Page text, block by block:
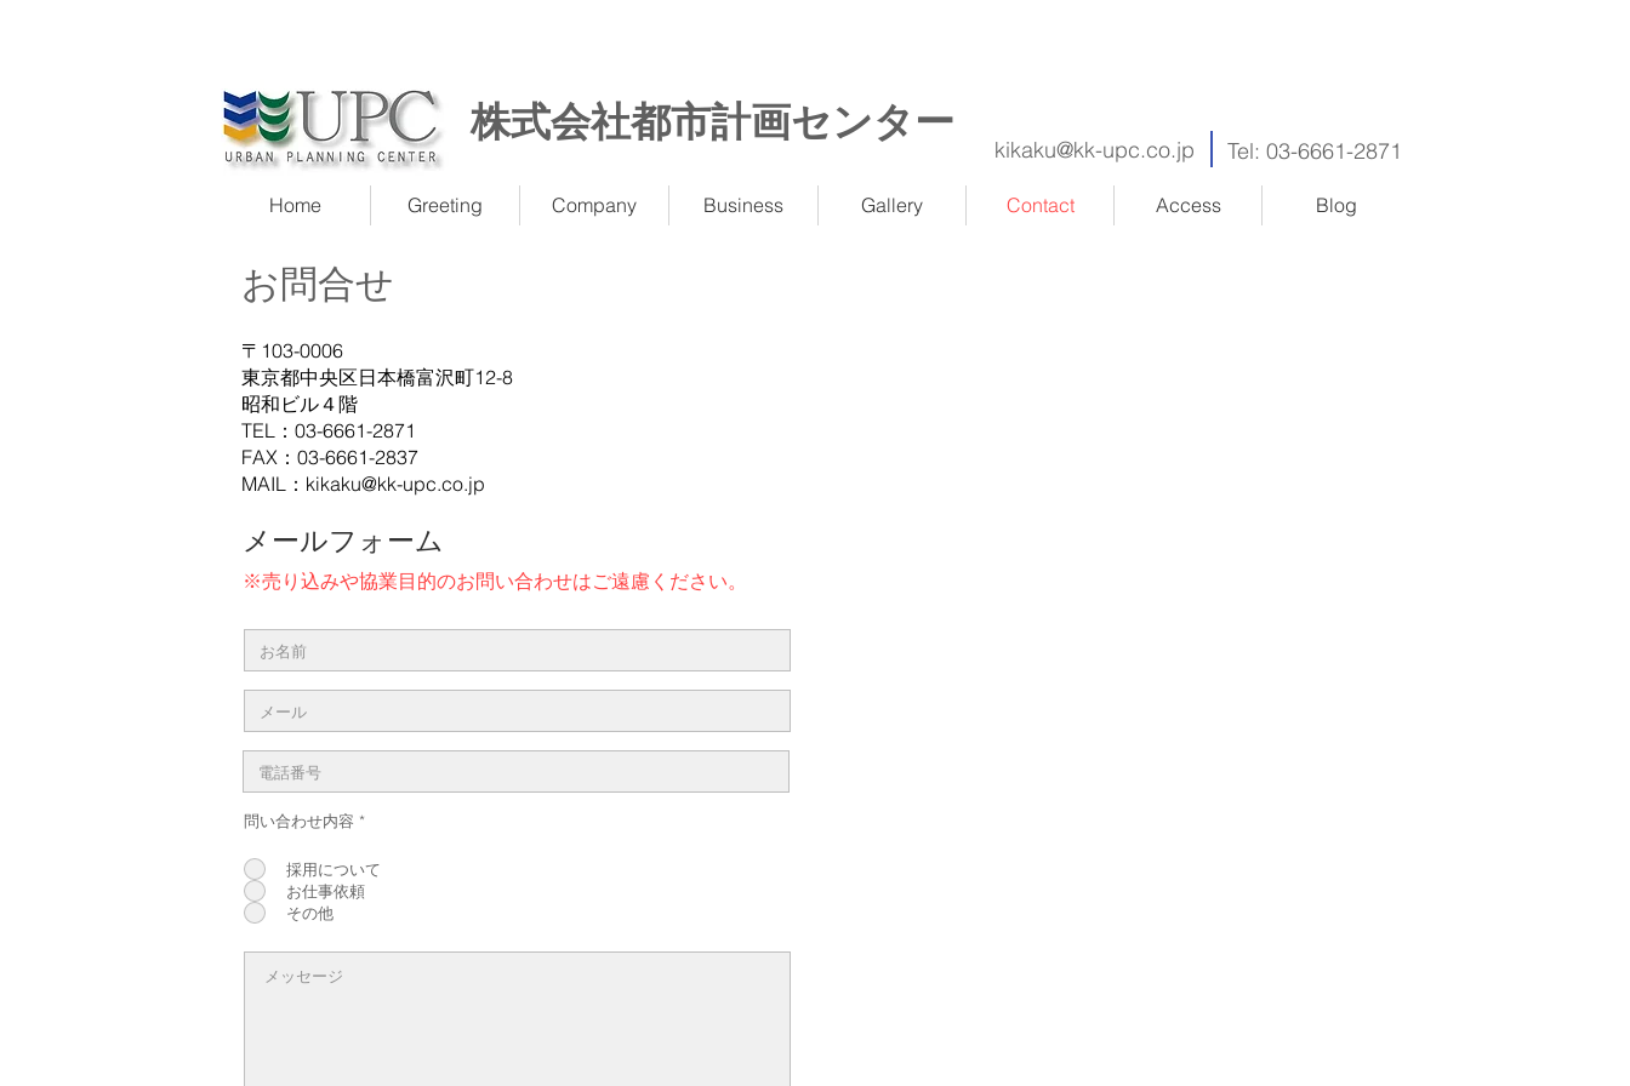
株式会社都市計画センター
kikaku@kk-upc.co.jp Tel: 03-6661-2871
Home Greeting Company Business Gallery Contact Access Blog
お問合せ
〒103-0006
東京都中央区日本橋富沢町12-8
昭和ビル４階
TEL：03-6661-2871
FAX：03-6661-2837
MAIL： kikaku@kk-upc.co.jp
​メールフォーム
※売り込みや協業目的のお問い合わせはご遠慮ください。
問い合わせ内容 *
採用について
お仕事依頼
その他